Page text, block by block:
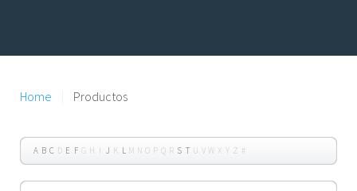
Home Productos
A B C D E F G H I J K L M N O P Q R S T U V W X Y Z #